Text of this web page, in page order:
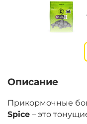
Описание
Прикормочные
Spice – это